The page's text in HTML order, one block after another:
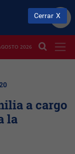
2026
a cargo
la
Cerrar